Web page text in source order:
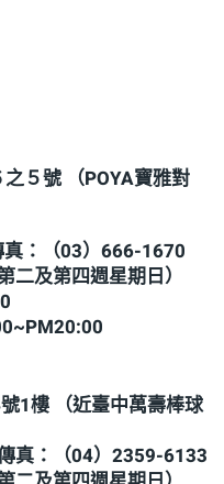
５號 （POYA寶雅對
：（03）666-1670
及第四週星期日）
1樓 （近臺中萬壽棒球
：（04）2359-6133